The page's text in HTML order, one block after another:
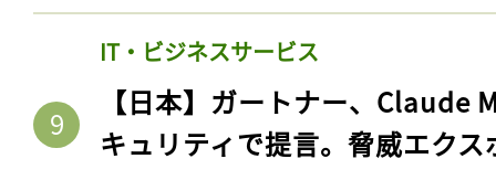
IT・ビジネスサービス
【日本】ガートナー、Claude
キュリティで提言。脅威エク